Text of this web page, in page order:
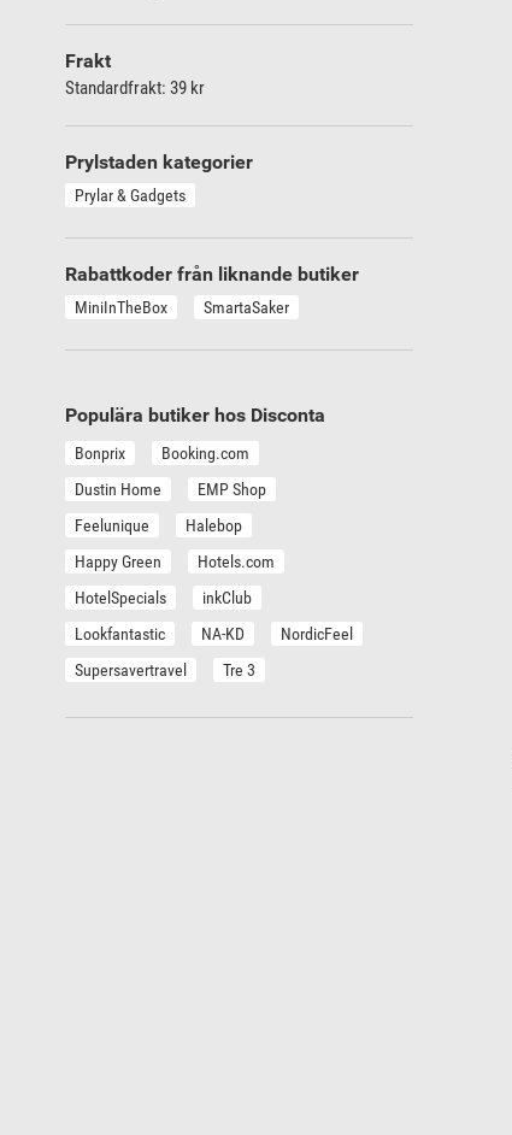
Frakt
Standardfrakt: 39 kr
Prylstaden kategorier
Prylar & Gadgets
Rabattkoder från liknande butiker
MiniInTheBox SmartaSaker
Populära butiker hos Disconta
Bonprix
Booking.com
Dustin Home
EMP Shop
Feelunique
Halebop
Happy Green
Hotels.com
HotelSpecials
inkClub
Lookfantastic
NA-KD
NordicFeel
Supersavertravel
Tre 3